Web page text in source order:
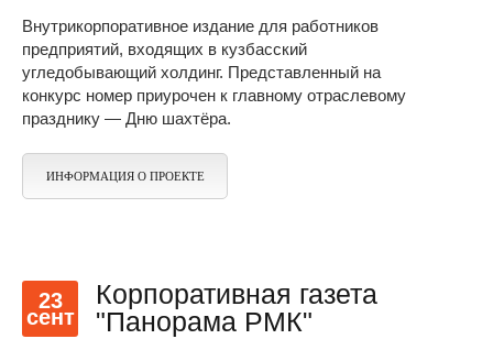
Внутрикорпоративное издание для работников
предприятий, входящих в кузбасский
угледобывающий холдинг. Представленный на
конкурс номер приурочен к главному отраслевому
празднику — Дню шахтёра.
ИНФОРМАЦИЯ О ПРОЕКТЕ
23
сент
Корпоративная газета
"Панорама РМК"